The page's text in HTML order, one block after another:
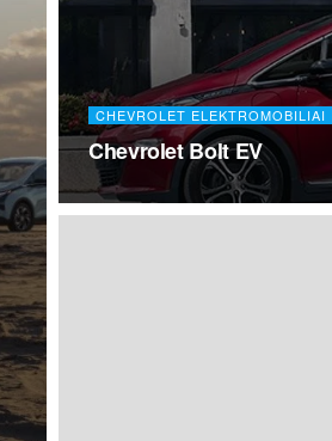
CHEVROLET ELEKTROMOBILIAI
Chevrolet Bolt EV